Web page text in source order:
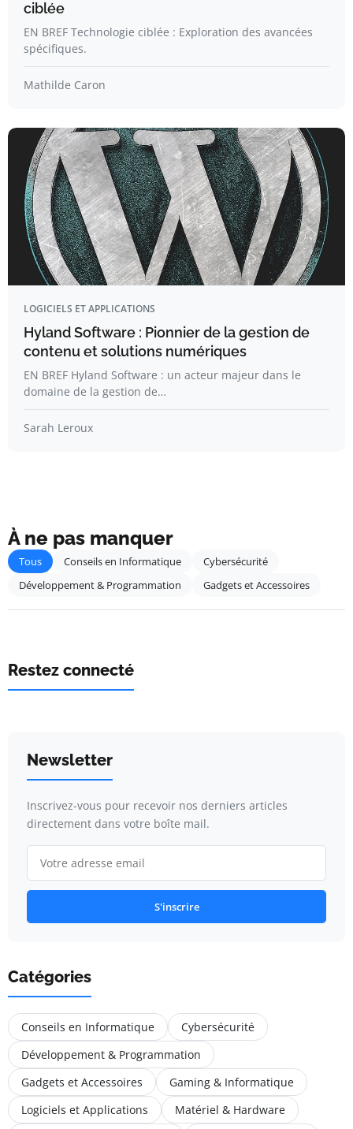
ciblée
EN BREF Technologie ciblée : Exploration des avancées
spécifiques.
Mathilde Caron
LOGICIELS ET APPLICATIONS
Hyland Software : Pionnier de la gestion de
contenu et solutions numériques
EN BREF Hyland Software : un acteur majeur dans le
domaine de la gestion de…
Sarah Leroux
À ne pas manquer
Tous Conseils en Informatique
Cybersécurité
Développement & Programmation
Gadgets et Accessoires
Restez connecté
Newsletter
Inscrivez-vous pour recevoir nos derniers articles
directement dans votre boîte mail.
S'inscrire
Catégories
Conseils en Informatique
Cybersécurité
Développement & Programmation
Gadgets et Accessoires
Gaming & Informatique
Logiciels et Applications
Matériel & Hardware